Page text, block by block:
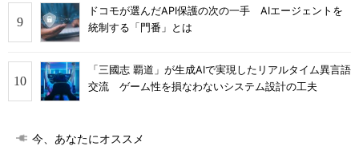
ドコモが選んだAPI保護の次の一手 AIエージェントを
統制する「門番」とは
「三國志 覇道」が生成AIで実現したリアルタイム異言語
交流 ゲーム性を損なわないシステム設計の工夫
今、あなたにオススメ